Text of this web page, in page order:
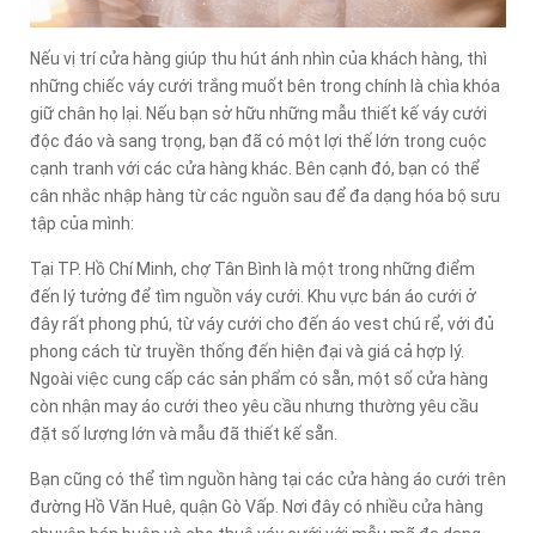
Nếu vị trí cửa hàng giúp thu hút ánh nhìn của khách hàng, thì
những chiếc váy cưới trắng muốt bên trong chính là chìa khóa
giữ chân họ lại. Nếu bạn sở hữu những mẫu thiết kế váy cưới
độc đáo và sang trọng, bạn đã có một lợi thế lớn trong cuộc
cạnh tranh với các cửa hàng khác. Bên cạnh đó, bạn có thể
cân nhắc nhập hàng từ các nguồn sau để đa dạng hóa bộ sưu
tập của mình:
Tại TP. Hồ Chí Minh, chợ Tân Bình là một trong những điểm
đến lý tưởng để tìm nguồn váy cưới. Khu vực bán áo cưới ở
đây rất phong phú, từ váy cưới cho đến áo vest chú rể, với đủ
phong cách từ truyền thống đến hiện đại và giá cả hợp lý.
Ngoài việc cung cấp các sản phẩm có sẵn, một số cửa hàng
còn nhận may áo cưới theo yêu cầu nhưng thường yêu cầu
đặt số lượng lớn và mẫu đã thiết kế sẵn.
Bạn cũng có thể tìm nguồn hàng tại các cửa hàng áo cưới trên
đường Hồ Văn Huê, quận Gò Vấp. Nơi đây có nhiều cửa hàng